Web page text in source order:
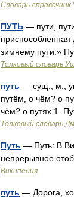
Словарь-
ПУТЬ — пути,
приспособленная
зимнему пути.»
Толковый словарь
путь — сущ., м.,
путём, о чём? о
чём? о путях 1.
Толковый словарь
Путь — Путь: В
непрерывное
Википедия
путь — Дорога,